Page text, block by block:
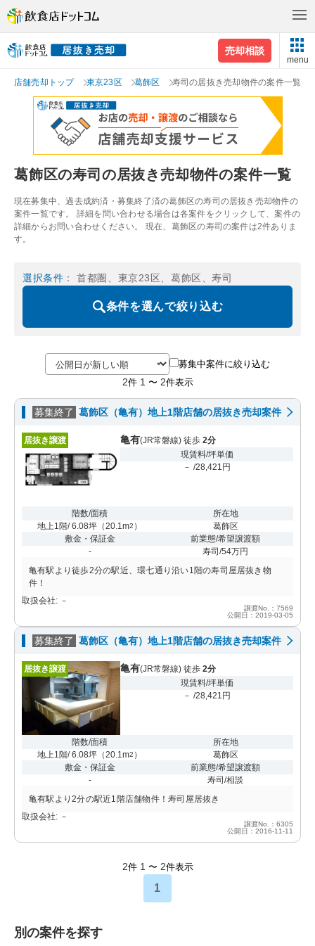
売却相談
menu
店舗売却トップ 東京23区 葛飾区 寿司の居抜き売却物件の案件一覧
葛飾区の寿司の居抜き売却物件の案件一覧
現在募集中、過去成約済・募集終了済の葛飾区の寿司の居抜き売却物件の
案件一覧です。 詳細を問い合わせる場合は各案件をクリックして、案件の
詳細からお問い合わせください。 現在、葛飾区の寿司の案件は2件ありま
す。
選択条件 ： 首都圏、東京23区、葛飾区、寿司
条件を選んで絞り込む
募集中案件に絞り込む
2件 1 〜 2件表示
募集終了 葛飾区（亀有）地上1階店舗の居抜き売却案件
居抜き譲渡 亀有(JR常磐線) 徒歩 2分
現賃料/坪単価
－ /28,421円
階数/面積
地上1階/ 6.08坪 （20.1m2 ）
所在地
葛飾区
敷金・保証金
-
前業態/希望譲渡額
寿司/54万円
亀有駅より徒歩2分の駅近、環七通り沿い1階の寿司屋居抜き物
件！
取扱会社: －
譲渡No.：7569
公開日：2019-03-05
募集終了 葛飾区（亀有）地上1階店舗の居抜き売却案件
居抜き譲渡 亀有(JR常磐線) 徒歩 2分
現賃料/坪単価
－ /28,421円
階数/面積
地上1階/ 6.08坪 （20.1m2 ）
所在地
葛飾区
敷金・保証金
-
前業態/希望譲渡額
寿司/相談
亀有駅より2分の駅近1階店舗物件！寿司屋居抜き
取扱会社: －
譲渡No.：6305
公開日：2016-11-11
2件 1 〜 2件表示
1
別の案件を探す